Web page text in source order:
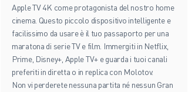
Apple TV 4K come protagonista del nostro home
cinema. Questo piccolo dispositivo intelligente e
facilissimo da usare è il tuo passaporto per una
maratona di serie TV e film. Immergiti in Netflix,
Prime, Disney+, Apple TV+ e guarda i tuoi canali
preferiti in diretta o in replica con Molotov.
Non vi perderete nessuna partita né nessun Gran